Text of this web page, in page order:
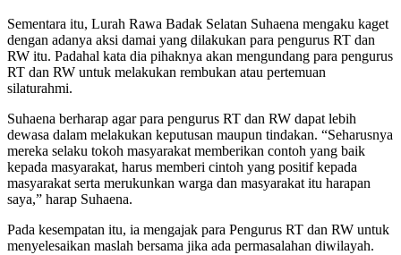
Sementara itu, Lurah Rawa Badak Selatan Suhaena mengaku kaget
dengan adanya aksi damai yang dilakukan para pengurus RT dan
RW itu. Padahal kata dia pihaknya akan mengundang para pengurus
RT dan RW untuk melakukan rembukan atau pertemuan
silaturahmi.
Suhaena berharap agar para pengurus RT dan RW dapat lebih
dewasa dalam melakukan keputusan maupun tindakan. “Seharusnya
mereka selaku tokoh masyarakat memberikan contoh yang baik
kepada masyarakat, harus memberi cintoh yang positif kepada
masyarakat serta merukunkan warga dan masyarakat itu harapan
saya,” harap Suhaena.
Pada kesempatan itu, ia mengajak para Pengurus RT dan RW untuk
menyelesaikan maslah bersama jika ada permasalahan diwilayah.